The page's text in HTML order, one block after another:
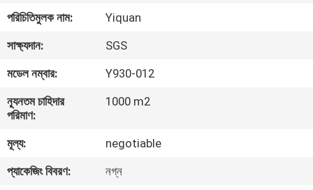
আমাদের
সম্পর্কে
কারখানা
ভ্রমণ
মান
নিয়ন্ত্রণ
পরিচিতিমুলক নাম:
Yiquan
সাক্ষ্যদান:
SGS
মডেল নম্বার:
Y930-012
ন্যূনতম চাহিদার
পরিমাণ:
1000 m2
মূল্য:
negotiable
প্যাকেজিং বিবরণ:
নগ্ন